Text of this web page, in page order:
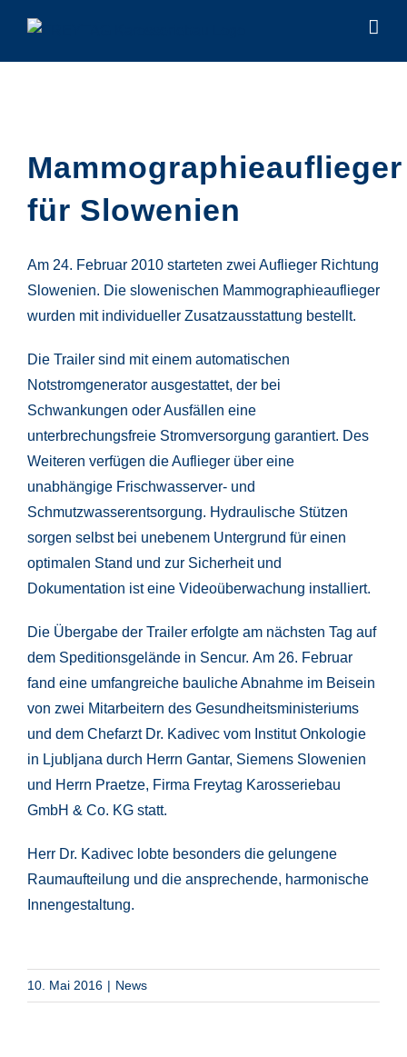
Inhalt
springen
Mammographieauflieger
für Slowenien
Am 24. Februar 2010 starteten zwei Auflieger Richtung
Slowenien. Die slowenischen Mammographieauflieger
wurden mit individueller Zusatzausstattung bestellt.
Die Trailer sind mit einem automatischen
Notstromgenerator ausgestattet, der bei
Schwankungen oder Ausfällen eine
unterbrechungsfreie Stromversorgung garantiert. Des
Weiteren verfügen die Auflieger über eine
unabhängige Frischwasserver- und
Schmutzwasserentsorgung. Hydraulische Stützen
sorgen selbst bei unebenem Untergrund für einen
optimalen Stand und zur Sicherheit und
Dokumentation ist eine Videoüberwachung installiert.
Die Übergabe der Trailer erfolgte am nächsten Tag auf
dem Speditionsgelände in Sencur. Am 26. Februar
fand eine umfangreiche bauliche Abnahme im Beisein
von zwei Mitarbeitern des Gesundheitsministeriums
und dem Chefarzt Dr. Kadivec vom Institut Onkologie
in Ljubljana durch Herrn Gantar, Siemens Slowenien
und Herrn Praetze, Firma Freytag Karosseriebau
GmbH & Co. KG statt.
Herr Dr. Kadivec lobte besonders die gelungene
Raumaufteilung und die ansprechende, harmonische
Innengestaltung.
10. Mai 2016 | News